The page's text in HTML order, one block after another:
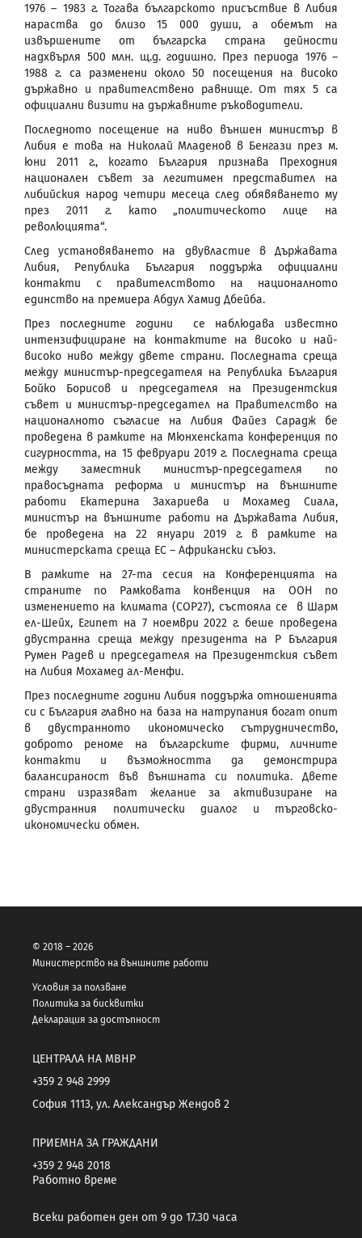
1976 – 1983 г. Тогава българското присъствие в Либия
нараства до близо 15 000 души, а обемът на
извършените от българска страна дейности
надхвърля 500 млн. щ.д. годишно. През периода 1976 –
1988 г. са разменени около 50 посещения на високо
държавно и правителствено равнище. От тях 5 са
официални визити на държавните ръководители.
Последното посещение на ниво външен министър в
Либия е това на Николай Младенов в Бенгази през м.
юни 2011 г., когато България признава Преходния
национален съвет за легитимен представител на
либийския народ четири месеца след обявяването му
през 2011 г. като „политическото лице на
революцията“.
След установяването на двувластие в Държавата
Либия, Република България поддържа официални
контакти с правителството на националното
единство на премиера Абдул Хамид Дбейба.
През последните години се наблюдава известно
интензифициране на контактите на високо и най-
високо ниво между двете страни. Последната среща
между министър-председателя на Република България
Бойко Борисов и председателя на Президентския
съвет и министър-председател на Правителство на
националното съгласие на Либия Файез Сарадж бе
проведена в рамките на Мюнхенската конференция по
сигурността, на 15 февруари 2019 г. Последната среща
между заместник министър-председателя по
правосъдната реформа и министър на външните
работи Екатерина Захариева и Мохамед Сиала,
министър на външните работи на Държавата Либия,
бе проведена на 22 януари 2019 г. в рамките на
министерската среща ЕС – Африкански съюз.
В рамките на 27-та сесия на Конференцията на
страните по Рамковата конвенция на ООН по
изменението на климата (COP27), състояла се в Шарм
ел-Шейх, Египет на 7 ноември 2022 г. беше проведена
двустранна среща между президента на Р България
Румен Радев и председателя на Президентския съвет
на Либия Мохамед ал-Менфи.
През последните години Либия поддържа отношенията
си с България главно на база на натрупания богат опит
в двустранното икономическо сътрудничество,
доброто реноме на българските фирми, личните
контакти и възможността да демонстрира
балансираност във външната си политика. Двете
страни изразяват желание за активизиране на
двустранния политически диалог и търговско-
икономически обмен.
© 2018 – 2026
Министерство на външните работи
Условия за ползване
Политика за бисквитки
Декларация за достъпност
ЦЕНТРАЛА НА МВНР
+359 2 948 2999
София 1113, ул. Александър Жендов 2
ПРИЕМНА ЗА ГРАЖДАНИ
+359 2 948 2018
Работно време
Всеки работен ден от 9 до 17.30 часа